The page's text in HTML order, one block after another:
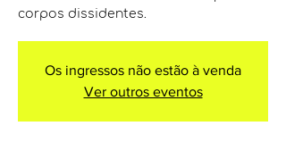
corpos dissidentes.
Os ingressos não estão à venda
Ver outros eventos